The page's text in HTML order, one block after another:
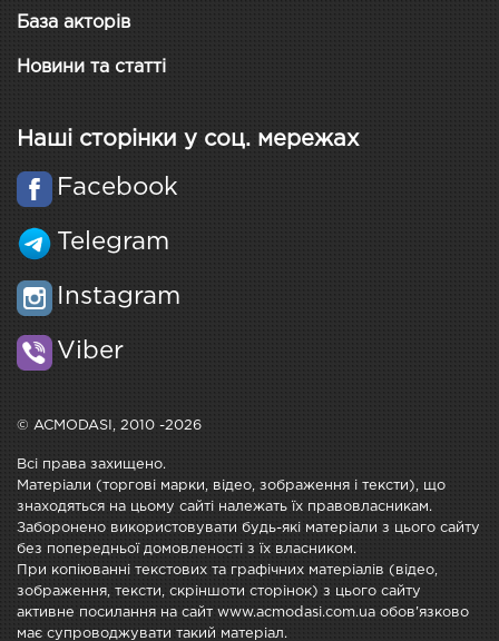
База акторів
Новини та статті
Наші сторінки у соц. мережах
Facebook
Telegram
Instagram
Viber
© ACMODASI, 2010 -2026
Всі права захищено.
Матеріали (торгові марки, відео, зображення і тексти), що
знаходяться на цьому сайті належать їх правовласникам.
Заборонено використовувати будь-які матеріали з цього сайту
без попередньої домовленості з їх власником.
При копіюванні текстових та графічних матеріалів (відео,
зображення, тексти, скріншоти сторінок) з цього сайту
активне посилання на сайт www.acmodasi.com.ua обов'язково
має супроводжувати такий матеріал.